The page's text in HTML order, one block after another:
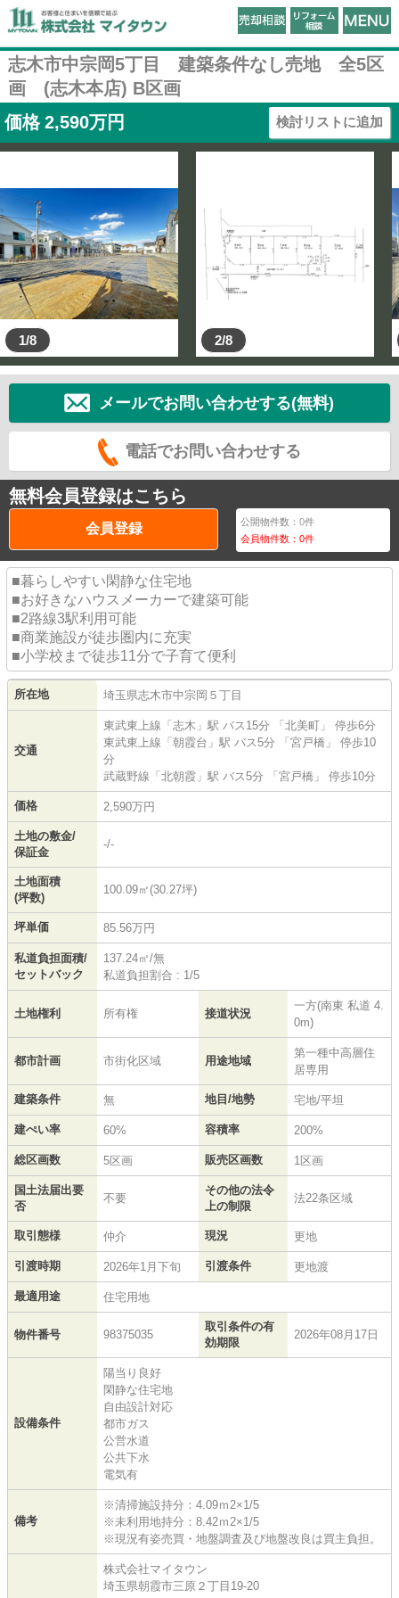
志木市中宗岡5丁目 建築条件なし売地 全5区
画 (志木本店) B区画
価格 2,590万円 検討リストに追加
1/8 2/8
メールでお問い合わせする(無料)
電話でお問い合わせする
無料会員登録はこちら
会員登録 公開物件数：0件
会員物件数：0件
■暮らしやすい閑静な住宅地
■お好きなハウスメーカーで建築可能
■2路線3駅利用可能
■商業施設が徒歩圏内に充実
■小学校まで徒歩11分で子育て便利
所在地 埼玉県志木市中宗岡 ５丁目
交通
東武東上線 「 志木 」駅 バス15分 「北美町」 停歩6分
東武東上線 「 朝霞台 」駅 バス5分 「宮戸橋」 停歩10
分
武蔵野線 「 北朝霞 」駅 バス5分 「宮戸橋」 停歩10分
価格 2,590万円
土地の敷金/
保証金
-/-
土地面積
(坪数)
100.09㎡(30.27坪)
坪単価 85.56万円
私道負担面積/
セットバック
137.24㎡/無
私道負担割合 : 1/5
土地権利 所有権 接道状況
一方(南東 私道 4.
0m)
都市計画 市街化区域 用途地域
第一種中高層住
居専用
建築条件 無 地目/地勢 宅地/平坦
建ぺい率 60% 容積率 200%
総区画数 5区画 販売区画数 1区画
国土法届出要
否
不要
その他の法令
上の制限
法22条区域
取引態様 仲介 現況 更地
引渡時期 2026年1月下旬 引渡条件 更地渡
最適用途 住宅用地
物件番号 98375035
取引条件の有
効期限
2026年08月17日
設備条件
陽当り良好
閑静な住宅地
自由設計対応
都市ガス
公営水道
公共下水
電気有
備考
※清掃施設持分：4.09ｍ2×1/5
※未利用地持分：8.42ｍ2×1/5
※現況有姿売買・地盤調査及び地盤改良は買主負担。
株式会社マイタウン
埼玉県朝霞市三原２丁目19-20